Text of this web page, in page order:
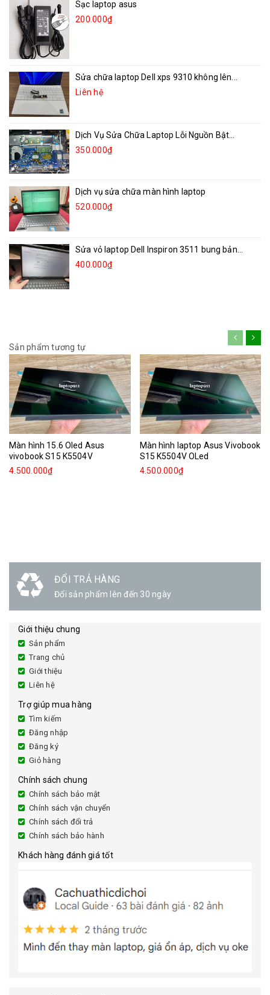
Sạc laptop asus
200.000₫
Sửa chữa laptop Dell xps 9310 không lên...
Liên hệ
Dịch Vụ Sửa Chữa Laptop Lỗi Nguồn Bật...
350.000₫
Dịch vụ sửa chữa màn hình laptop
520.000₫
Sửa vỏ laptop Dell Inspiron 3511 bung bản...
400.000₫
Sản phẩm tương tự
Màn hình 15.6 Oled Asus
vivobook S15 K5504V
4.500.000₫
Màn hình laptop Asus Vivobook
S15 K5504V OLed
4.500.000₫
ĐỔI TRẢ HÀNG
Đổi sản phẩm lên đến 30 ngày
Giới thiệu chung
Sản phẩm
Trang chủ
Giới thiệu
Liên hệ
Trợ giúp mua hàng
Tìm kiếm
Đăng nhập
Đăng ký
Giỏ hàng
Chính sách chung
Chính sách bảo mật
Chính sách vận chuyển
Chính sách đổi trả
Chính sách bảo hành
Khách hàng đánh giá tốt